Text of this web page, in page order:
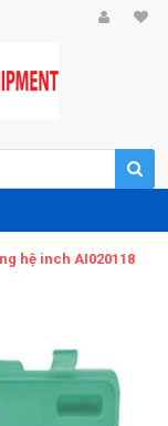
hệ inch AI020118